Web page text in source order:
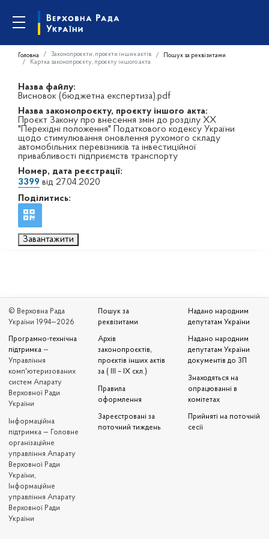
Головна Законопроєкти, проєкти інших актів
Пошук за реквізитами
Картка законопроєкту, проєкту іншого акта
Назва файлу:
Висновок (бюджетна експертиза).pdf
Назва законопроєкту, проєкту іншого акта:
Проєкт Закону про внесення змін до розділу ХХ
"Перехідні положення" Податкового кодексу України
щодо стимулювання оновлення рухомого складу
автомобільних перевізників та інвестиційної
привабливості підприємств транспорту
Номер, дата реєстрації:
3399 від 27.04.2020
Поділитись:
Завантажити
© Верховна Рада
України 1994—2026
Програмно-технічна
підтримка —
Управління
комп'ютеризованих
систем Апарату
Верховної Ради
України
Iнформаційна
підтримка — Головне
організаційне
управління Апарату
Верховної Ради
України,
Інформаційне
управління Апарату
Верховної Ради
України
Пошук за
реквізитами
Архів
законопроєктів,
проєктів інших актів
за ( III – IX скл.)
Правила
оформлення
Зареєстровані за
поточний тиждень
Надано народним
депутатам України
Надано народним
депутатам України
документів до ЗП
Знаходяться на
опрацюванні в
комітетах
Прийняті на поточній
сесії